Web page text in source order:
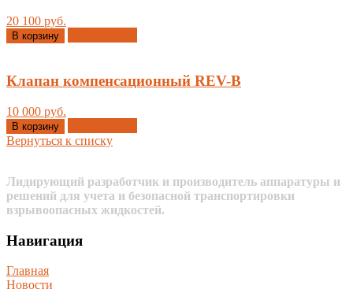
20 100 руб.
В корзину
Клапан компенсационный REV-B
10 000 руб.
В корзину
Вернуться к списку
Лидирующий разработчик и производитель аппаратуры и
решений для учета и безопасной транспортировки
взрывоопасных жидкостей.
Навигация
Главная
Новости